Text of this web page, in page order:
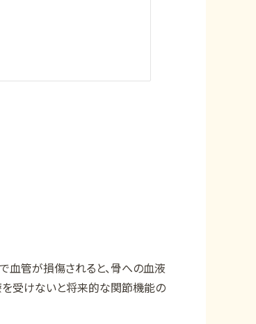
血管が損傷されると、骨への血液
を受けないと将来的な関節機能の